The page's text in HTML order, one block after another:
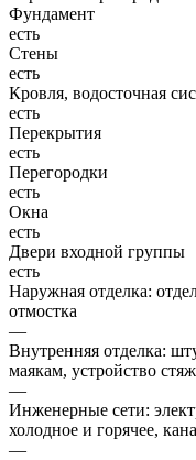
Фундамент
есть
Стены
есть
Кровля, водосточная
есть
Перекрытия
есть
Перегородки
есть
Окна
есть
Двери входной группы
есть
Наружная отделка:
отмостка
—
Внутренняя отделка:
маякам, устройство
—
Инженерные сети:
холодное и горячее,
—